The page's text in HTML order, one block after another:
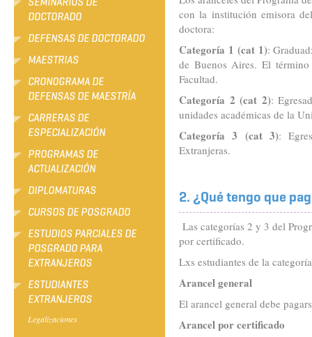
DOCTORADO
DEFENSAS DE DOCTORADO
MAESTRIAS
CRONOGRAMA DE
DEFENSAS DE MAESTRÍA
CARRERAS DE
ESPECIALIZACIÓN
PROGRAMAS DE
ACTUALIZACIÓN
DIPLOMATURAS
CURSOS DE POSGRADO
ESTUDIOS PARCIALES DE
POSGRADO PARA
EXTRANJEROS
ESTUDIANTES
EXTRANJEROS
Legalizaciones
con la institución emisora
doctora:
Categoría 1 (cat 1):
de Buenos Aires. El
Facultad.
Categoría 2 (cat 2):
unidades académicas de la
Categoría 3 (cat 3):
Extranjeras.
2. ¿Qué tengo que
Las categorías 2 y 3 del
por certificado.
Lxs estudiantes de la
Arancel general
El arancel general debe
Arancel por certificado